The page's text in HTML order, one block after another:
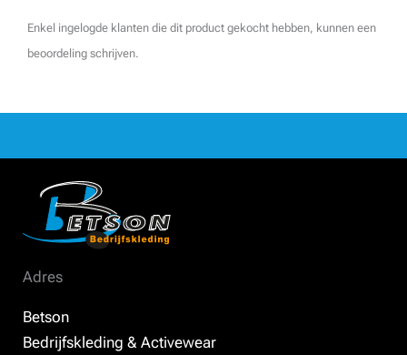
Enkel ingelogde klanten die dit product gekocht hebben, kunnen een
beoordeling schrijven.
Adres
Betson
Bedrijfskleding & Activewear